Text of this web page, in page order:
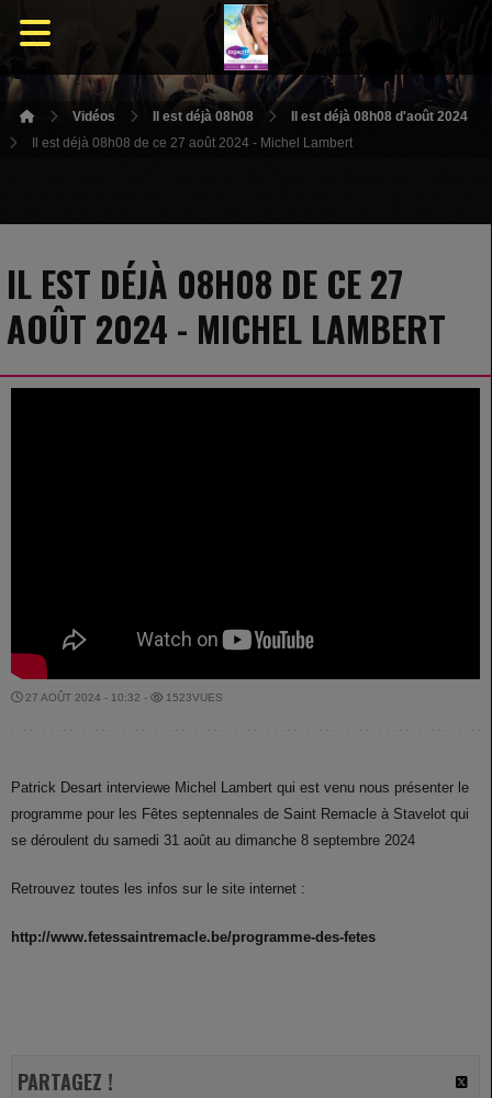
Vidéos Il est déjà 08h08
Il est déjà 08h08 d'août 2024
Il est déjà 08h08 de ce 27 août 2024 - Michel Lambert
IL EST DÉJÀ 08H08 DE CE 27
AOÛT 2024 - MICHEL LAMBERT
27 AOÛT 2024 - 10:32 - 1523VUES
Patrick Desart interviewe Michel Lambert qui est venu nous présenter le
programme pour les Fêtes septennales de Saint Remacle à Stavelot qui
se déroulent du samedi 31 août au dimanche 8 septembre 2024
Retrouvez toutes les infos sur le site internet :
http://www.fetessaintremacle.be/programme-des-fetes
PARTAGEZ !